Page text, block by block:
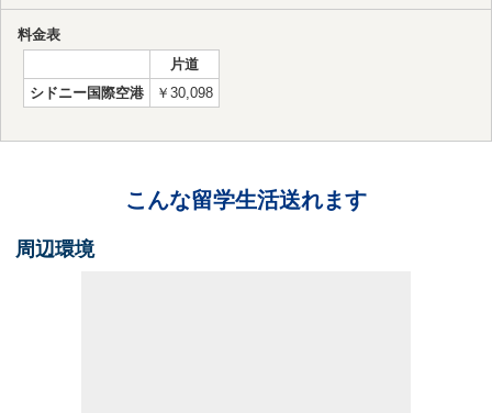
料金表
片道
シドニー国際空港
￥30,098
こんな留学生活送れます
周辺環境